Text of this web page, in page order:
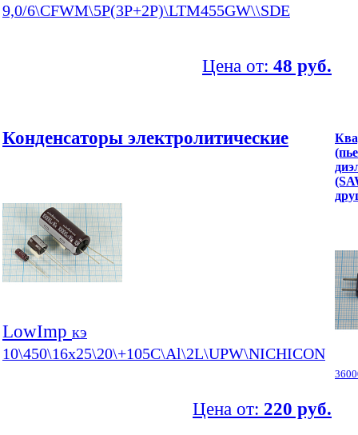
9,0/6\CFWM\5P(3P+2P)\LTM455GW\\SDE
Цена от: 48 руб.
Конденсаторы электролитические
LowImp кэ
10\450\16x25\20\+105C\Al\2L\UPW\NICHICON
Цена от: 220 руб.